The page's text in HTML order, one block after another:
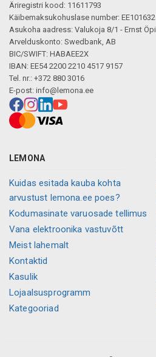
Äriregistri kood: 11611793
Käibemaksukohuslase number:
Asukoha aadress: Valukoja 8/1 - Ernst
Arvelduskonto: Swedbank, AB
BIC/SWIFT: HABAEE2X
IBAN: EE54 2200 2210 4517 9157
Tel. nr.: +372 880 3016
E-post: info@lemona.ee
LEMONA
Kuidas esitada kauba kohta
arvustust lemona.ee poes?
Kodumasinate varuosade tellimus
Vana elektroonika vastuvõtt
Meist lahemalt
Kontaktid
Kasulik
Lojaalsusprogramm
Kategooriad